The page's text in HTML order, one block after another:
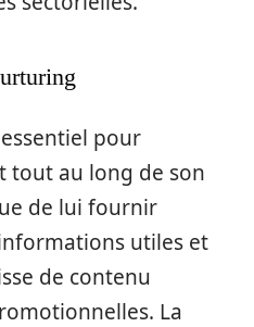
pour
tout au long de son
de lui fournir
utiles et
de contenu
La